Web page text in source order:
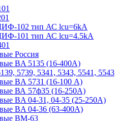
102 тип АС lcu=6kA
101 тип АС lcu=4.5kA
Россия
BA 5135 (16-400А)
5739, 5341, 5343, 5541, 5543
BA 5731 (16-100 А)
ВА 57ф35 (16-250А)
BA 04-31, 04-35 (25-250А)
BA 04-36 (63-400А)
ВМ-63